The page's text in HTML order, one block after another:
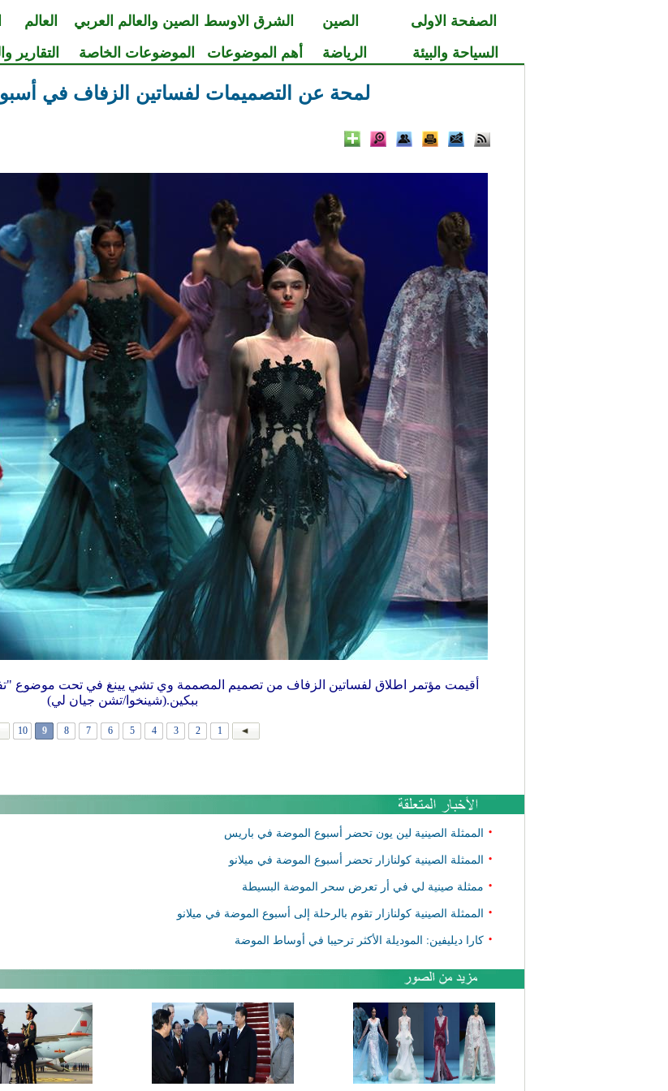
الصفحة الاولى الصين الشرق الاوسط الصين والعالم العربي العالم
السياحة والبيئة
الرياضة أهم الموضوعات الموضوعات الخاصة التقارير
لمحة عن التصميمات لفساتين الزفاف في
ببكين.(شينخوا/تشن جيان لي)
1
2
3
4
5
6
7
8
9
10
• الممثلة الصينية لين يون تحضر أسبوع الموضة في باريس
• الممثلة الصينية كولنازار تحضر أسبوع الموضة في ميلانو
• ممثلة صينية لي في أر تعرض سحر الموضة البسيطة
• الممثلة الصينية كولنازار تقوم بالرحلة إلى أسبوع الموضة في ميلانو
• كارا ديليفين: الموديلة الأكثر ترحيبا في أوساط الموضة